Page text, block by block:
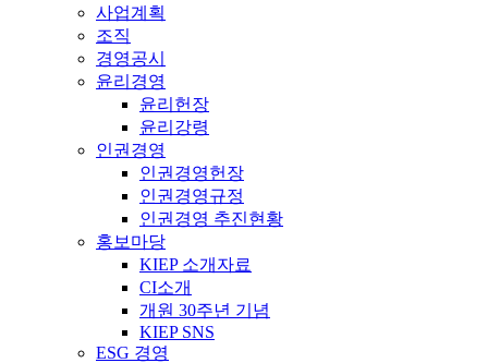
사업계획
조직
경영공시
윤리경영
윤리헌장
윤리강령
인권경영
인권경영헌장
인권경영규정
인권경영 추진현황
홍보마당
KIEP 소개자료
CI소개
개원 30주년 기념
KIEP SNS
ESG 경영